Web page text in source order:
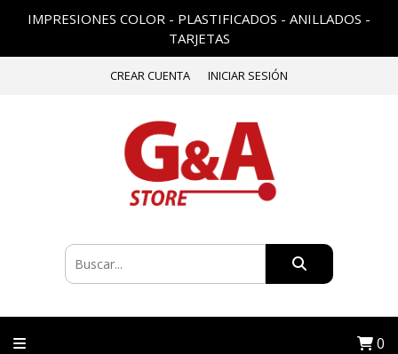
IMPRESIONES COLOR - PLASTIFICADOS - ANILLADOS -
TARJETAS
CREAR CUENTA INICIAR SESIÓN
0